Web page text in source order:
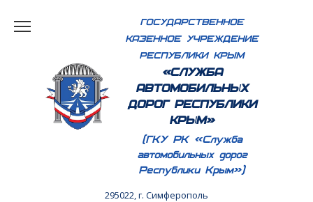
ГОСУДАРСТВЕННОЕ
КАЗЕННОЕ УЧРЕЖДЕНИЕ
РЕСПУБЛИКИ КРЫМ
«СЛУЖБА
АВТОМОБИЛЬНЫХ
ДОРОГ РЕСПУБЛИКИ
КРЫМ»
(ГКУ РК «Служба
автомобильных дорог
Республики Крым»)
295022, г. Симферополь